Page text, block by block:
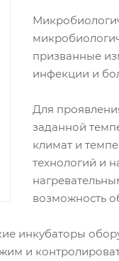
призванные
инфекции и
Для
заданной
климат и
технологий и
возможность
инкубаторы
и